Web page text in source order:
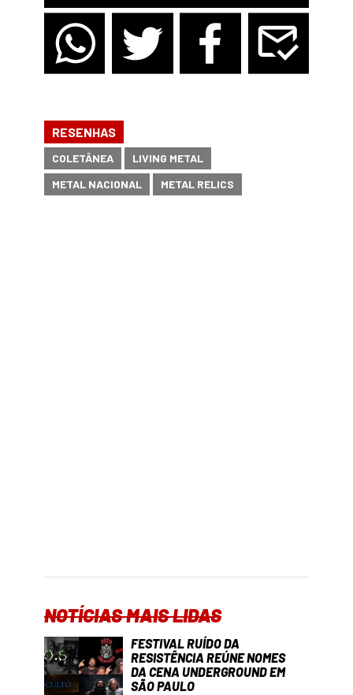
RESENHAS
COLETÂNEA
LIVING METAL
METAL NACIONAL
METAL RELICS
NOTÍCIAS MAIS LIDAS
FESTIVAL RUÍDO DA
RESISTÊNCIA REÚNE NOMES
DA CENA UNDERGROUND EM
SÃO PAULO